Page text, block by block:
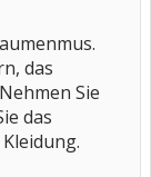
das
Sie
das